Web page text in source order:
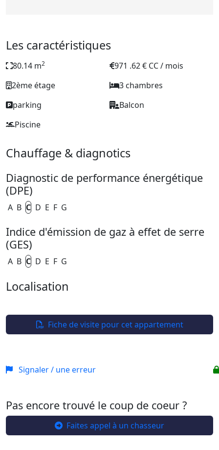
Les caractéristiques
80.14 m2
971 .62 € CC / mois
2ème étage
3 chambres
parking
Balcon
Piscine
Chauffage & diagnotics
Diagnostic de performance énergétique
(DPE)
A B C D E F G
Indice d'émission de gaz à effet de serre
(GES)
A B C D E F G
Localisation
Fiche de visite pour cet appartement
Signaler / une erreur
Pas encore trouvé le coup de coeur ?
Faites appel à un chasseur